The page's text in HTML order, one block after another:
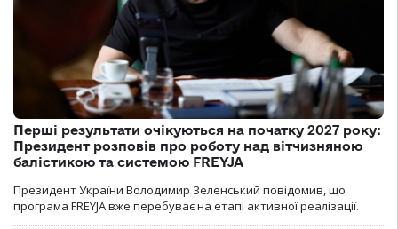
Перші результати очікуються на початку 2027 року:
Президент розповів про роботу над вітчизняною
балістикою та системою FREYJA
Президент України Володимир Зеленський повідомив, що
програма FREYJA вже перебуває на етапі активної реалізації.